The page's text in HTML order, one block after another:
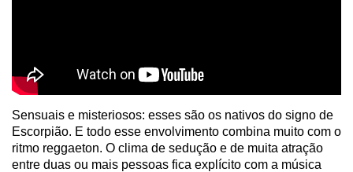
Sensuais e misteriosos: esses são os nativos do signo de
Escorpião. E todo esse envolvimento combina muito com o
ritmo reggaeton. O clima de sedução e de muita atração
entre duas ou mais pessoas fica explícito com a música